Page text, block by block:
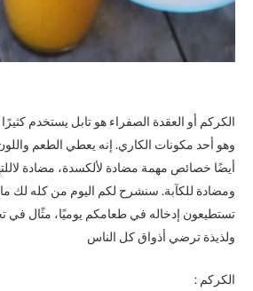
الكركم أو العقدة الصفراء هو تابل يستخدم
وهو أحد مكونات الكاري. إنه يعطي الطعم
أيضًا خصائص مهمة مضادة لألكسدة، مضادة
ومضادة للكآبة. سنشرح لكم اليوم من كله لك
تستطيعون إدخاله في طعامكم يوميًا، مثًال
ولذيذة ترضي أذواق كل الناس
الكركم :